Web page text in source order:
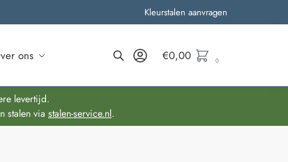
Kleurstalen aanvragen
ons €0,00 0
levertijd.
stalen via stalen-service.nl.